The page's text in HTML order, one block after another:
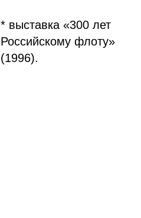
* выставка «300 лет
Российскому флоту»
(1996).